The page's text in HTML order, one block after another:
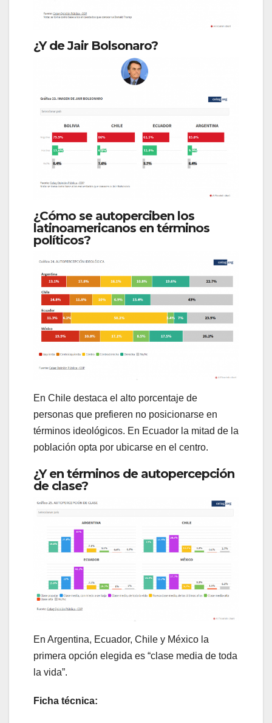
¿Y de Jair Bolsonaro?
¿Cómo se autoperciben los
latinoamericanos en términos
políticos?
En Chile destaca el alto porcentaje de
personas que prefieren no posicionarse en
términos ideológicos. En Ecuador la mitad de la
población opta por ubicarse en el centro.
¿Y en términos de autopercepción
de clase?
En Argentina, Ecuador, Chile y México la
primera opción elegida es “clase media de toda
la vida”.
Ficha técnica: